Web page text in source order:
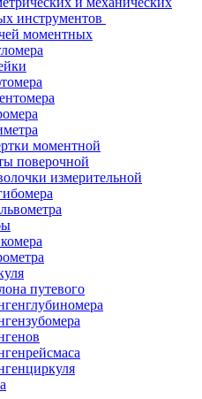
инструментов
моментных
моментной
поверочной
измерительной
путевого